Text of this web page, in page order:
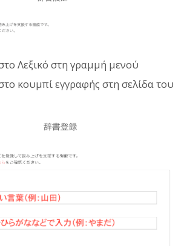
Λεξικό στη γραμμή μενού
κουμπί εγγραφής στη σελίδα του